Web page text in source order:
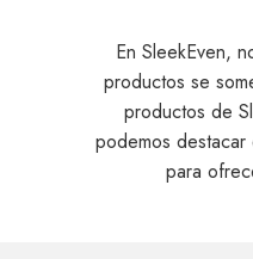
En SleekEven,
productos se
productos de
podemos
para